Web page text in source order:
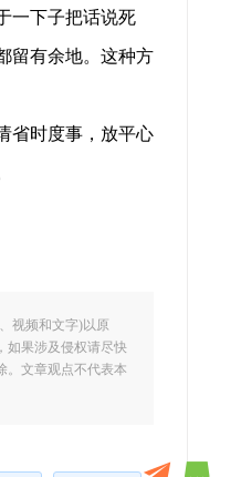
一下子把话说死
留有余地。这种方
时度事，放平心
视频和文字)以原
如果涉及侵权请尽快
。文章观点不代表本